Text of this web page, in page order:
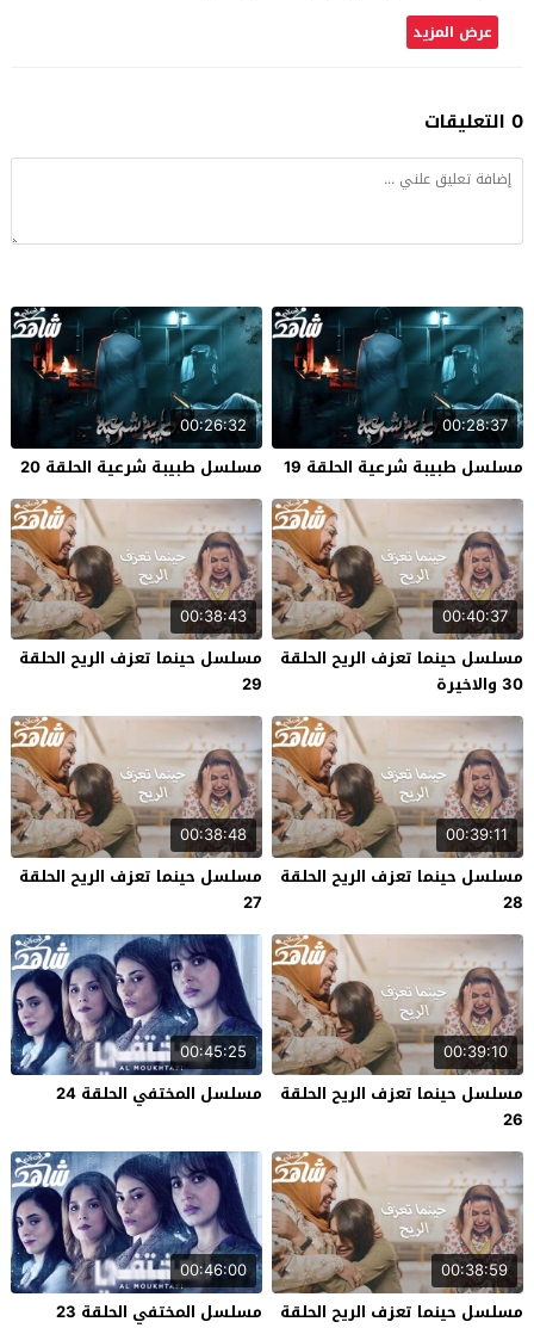
عرض المزيد
0 التعليقات
00:28:37
مسلسل طبيبة شرعية الحلقة 19
00:26:32
مسلسل طبيبة شرعية الحلقة 20
00:40:37
مسلسل حينما تعزف الريح الحلقة
30 والاخيرة
00:38:43
مسلسل حينما تعزف الريح الحلقة
29
00:39:11
مسلسل حينما تعزف الريح الحلقة
28
00:38:48
مسلسل حينما تعزف الريح الحلقة
27
00:39:10
مسلسل حينما تعزف الريح الحلقة
26
00:45:25
مسلسل المختفي الحلقة 24
00:38:59
مسلسل حينما تعزف الريح الحلقة
00:46:00
مسلسل المختفي الحلقة 23